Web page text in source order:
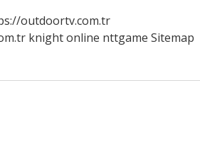
outdoortv.com.tr
knight online nttgame Sitemap